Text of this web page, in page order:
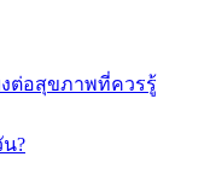
ต่อสุขภาพที่ควรรู้
?